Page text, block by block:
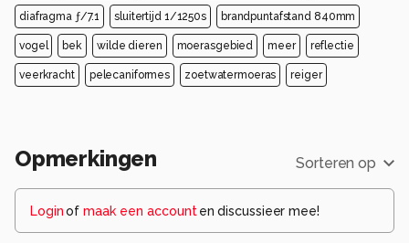
diafragma ƒ/7.1 sluitertijd 1/1250s brandpuntafstand 840mm
vogel bek wilde dieren moerasgebied meer reflectie
veerkracht pelecaniformes zoetwatermoeras reiger
Opmerkingen Sorteren op
Loginof maak een account en discussieer mee!